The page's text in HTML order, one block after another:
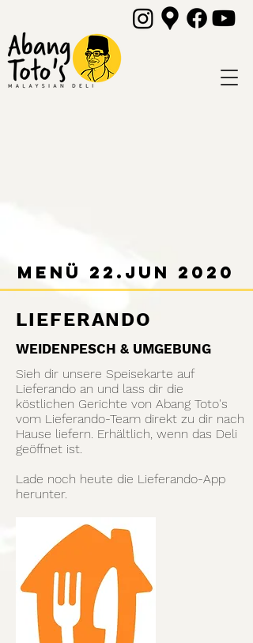
Menü 22.Jun 2020
LIEFERANDO
WEIDENPESCH & UMGEBUNG
Sieh dir unsere Speisekarte auf
Lieferando an und lass dir die
köstlichen Gerichte von Abang Toto's
vom Lieferando-Team direkt zu dir nach
Hause liefern. Erhältlich, wenn das Deli
geöffnet ist.
Lade noch heute die Lieferando-App
herunter.